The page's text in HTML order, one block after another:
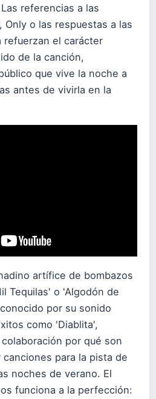
referencias a las
Only o las respuestas a las
refuerzan el carácter
de la canción,
que vive la noche a
antes de vivirla en la
artífice de bombazos
Tequilas' o 'Algodón de
por su sonido
como 'Diablita',
por qué son
para la pista de
noches de verano. El
funciona a la perfección: